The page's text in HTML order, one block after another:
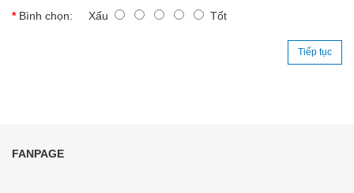
Bình chọn: Xấu Tốt
Tiếp tục
FANPAGE